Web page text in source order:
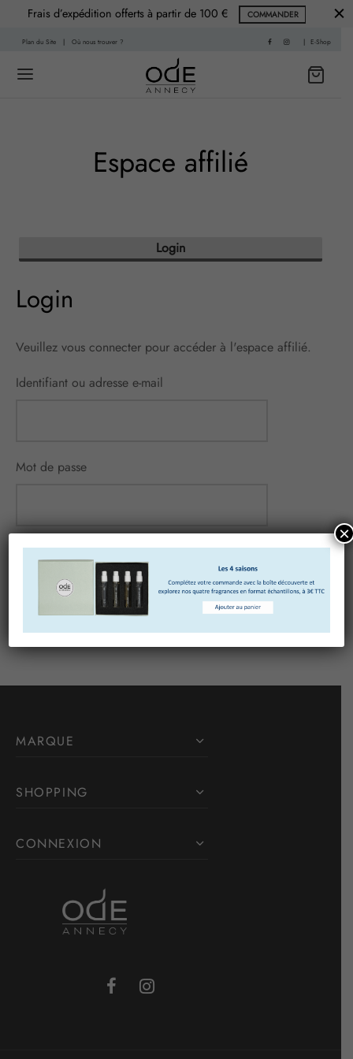
Frais d’expédition offerts à partir de 100 € COMMANDER
Plan du Site | Où nous trouver ? | E-Shop
Espace affilié
Login
Login
Veuillez vous connecter pour accéder à l'espace affilié.
Identifiant ou adresse e-mail
Mot de passe
Se souvenir de moi
MARQUE
SHOPPING
CONNEXION
×
Automne
Hiver